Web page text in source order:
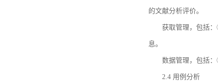
的文献分析评价。
获取管理，包括
息。
数据管理，包括
2.4 用例分析